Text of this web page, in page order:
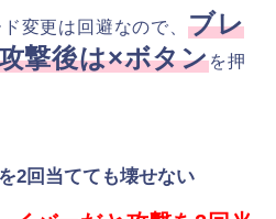
変更は回避なので、 ブレ
撃後は×ボタンを押
2回当てても壊せない